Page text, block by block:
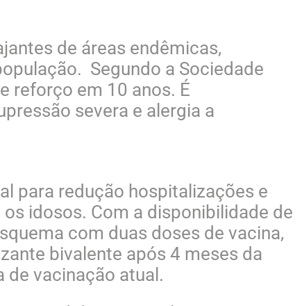
de áreas endêmicas,
Segundo a Sociedade
reforço em 10 anos. É
severa e alergia a
para redução hospitalizações e
idosos. Com a disponibilidade de
com duas doses de vacina,
bivalente após 4 meses da
de vacinação atual.